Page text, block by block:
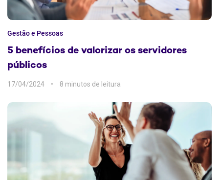
Gestão e Pessoas
5 benefícios de valorizar os servidores
públicos
17/04/2024 8 min